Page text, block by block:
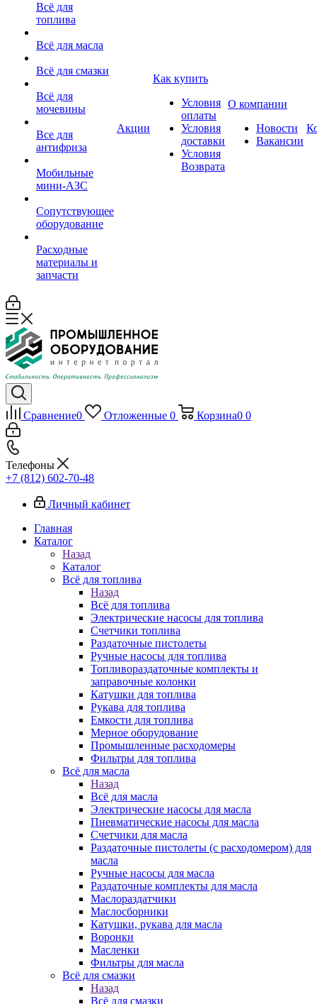
Всё для
топлива
Всё для масла
Всё для смазки
Всё для
мочевины
Все для
антифриза
Мобильные
мини-АЗС
Сопутствующее
оборудование
Расходные
материалы и
запчасти
Акции
Как купить
Условия
оплаты
Условия
доставки
Условия
Возврата
О компании
Новости
Вакансии
Сравнение0 Отложенные 0 Корзина0 0
Телефоны
+7 (812) 602-70-48
Личный кабинет
Главная
Каталог
Назад
Каталог
Всё для топлива
Назад
Всё для топлива
Электрические насосы для топлива
Счетчики топлива
Раздаточные пистолеты
Ручные насосы для топлива
Топливораздаточные комплекты и
заправочные колонки
Катушки для топлива
Рукава для топлива
Емкости для топлива
Мерное оборудование
Промышленные расходомеры
Фильтры для топлива
Всё для масла
Назад
Всё для масла
Электрические насосы для масла
Пневматические насосы для масла
Счетчики для масла
Раздаточные пистолеты (с расходомером) для
масла
Ручные насосы для масла
Раздаточные комплекты для масла
Маслораздатчики
Маслосборники
Катушки, рукава для масла
Воронки
Масленки
Фильтры для масла
Всё для смазки
Назад
Всё для смазки